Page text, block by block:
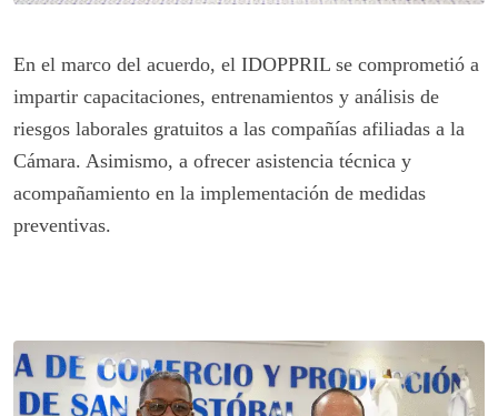
En el marco del acuerdo, el IDOPPRIL se comprometió a
impartir capacitaciones, entrenamientos y análisis de
riesgos laborales gratuitos a las compañías afiliadas a la
Cámara. Asimismo, a ofrecer asistencia técnica y
acompañamiento en la implementación de medidas
preventivas.